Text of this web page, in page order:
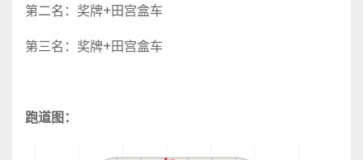
第二名：奖牌+田宫盒车
第三名：奖牌+田宫盒车
跑道图：